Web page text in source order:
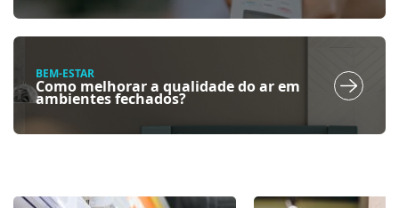
BEM-ESTAR
Como melhorar a qualidade do ar em
ambientes fechados?